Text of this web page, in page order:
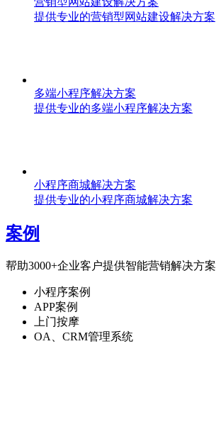
提供专业的营销型网站建设解决方案
多端小程序解决方案
提供专业的多端小程序解决方案
小程序商城解决方案
提供专业的小程序商城解决方案
案例
帮助3000+企业客户提供智能营销解决方案
小程序案例
APP案例
上门按摩
OA、CRM管理系统